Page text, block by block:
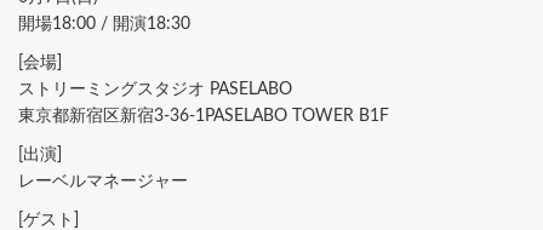
開場18:00 / 開演18:30
[会場]
ストリーミングスタジオ PASELABO
東京都新宿区新宿3-36-1PASELABO TOWER B1F
[出演]
レーベルマネージャー
[ゲスト]